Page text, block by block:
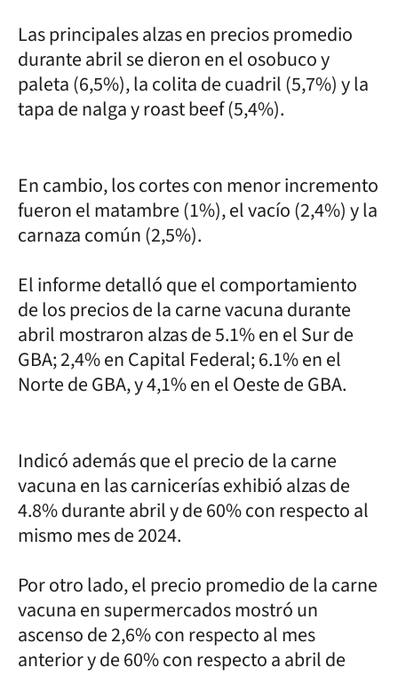
Las principales alzas en precios promedio
durante abril se dieron en el osobuco y
paleta (6,5%), la colita de cuadril (5,7%) y la
tapa de nalga y roast beef (5,4%).
En cambio, los cortes con menor incremento
fueron el matambre (1%), el vacío (2,4%) y la
carnaza común (2,5%).
El informe detalló que el comportamiento
de los precios de la carne vacuna durante
abril mostraron alzas de 5.1% en el Sur de
GBA; 2,4% en Capital Federal; 6.1% en el
Norte de GBA, y 4,1% en el Oeste de GBA.
Indicó además que el precio de la carne
vacuna en las carnicerías exhibió alzas de
4.8% durante abril y de 60% con respecto al
mismo mes de 2024.
Por otro lado, el precio promedio de la carne
vacuna en supermercados mostró un
ascenso de 2,6% con respecto al mes
anterior y de 60% con respecto a abril de